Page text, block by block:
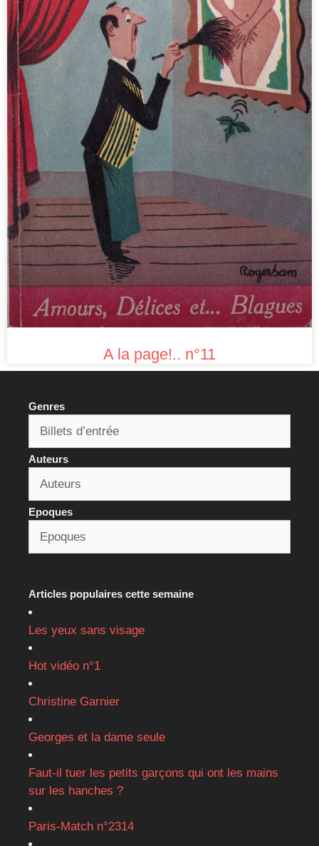
A la page!.. n°11
Genres
Auteurs
Epoques
Articles populaires cette semaine
Les yeux sans visage
Hot vidéo n°1
Christine Garnier
Georges et la dame seule
Faut-il tuer les petits garçons qui ont les mains
sur les hanches ?
Paris-Match n°2314